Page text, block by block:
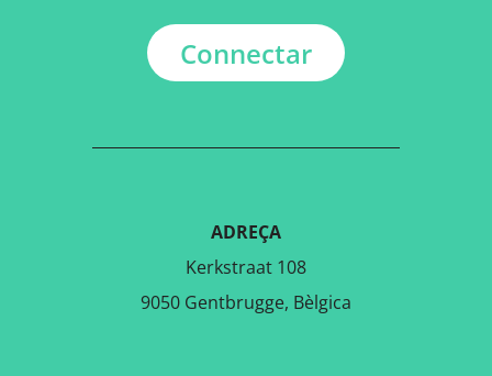
Connectar
ADREÇA
Kerkstraat 108
9050 Gentbrugge, Bèlgica